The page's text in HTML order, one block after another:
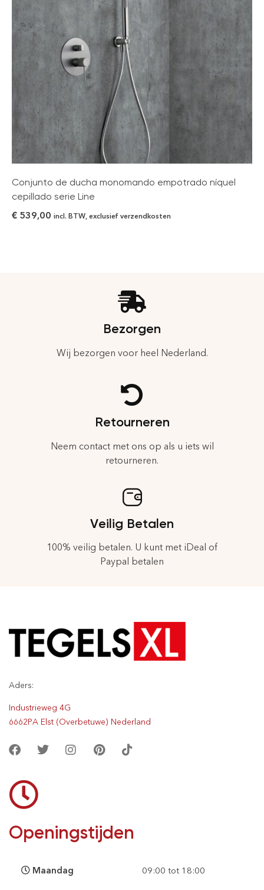
Conjunto de ducha monomando empotrado níquel
cepillado serie Line
€ 539,00 incl. BTW, exclusief verzendkosten
Bezorgen
Wij bezorgen voor heel Nederland.
Retourneren
Neem contact met ons op als u iets wil
retourneren.
Veilig Betalen
100% veilig betalen. U kunt met iDeal of
Paypal betalen
Aders:
Industrieweg 4G
6662PA Elst (Overbetuwe) Nederland
Openingstijden
Maandag 09:00 tot 18:00